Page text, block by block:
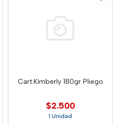
Cart.Kimberly 180gr Pliego
$2.500
1 Unidad